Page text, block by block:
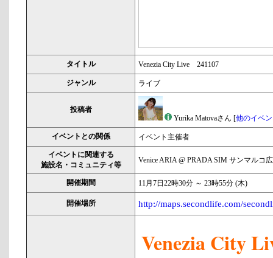
タイトル Venezia City Live 241107
ジャンル ライブ
投稿者
Yurika Matovaさん [他のイベ
イベントとの関係 イベント主催者
イベントに関連する
施設名・コミュニティ等
Venice ARIA @ PRADA SIM サンマルコ
開催期間 11月7日22時30分 ～ 23時55分 (木)
開催場所 http://maps.secondlife.com/
Venezia City